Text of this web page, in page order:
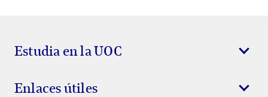
Estudia en la UOC
Enlaces útiles